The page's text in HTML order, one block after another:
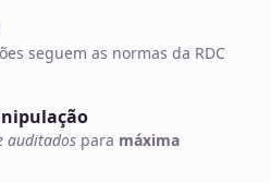
seguem as normas da RDC
auditados para máxima